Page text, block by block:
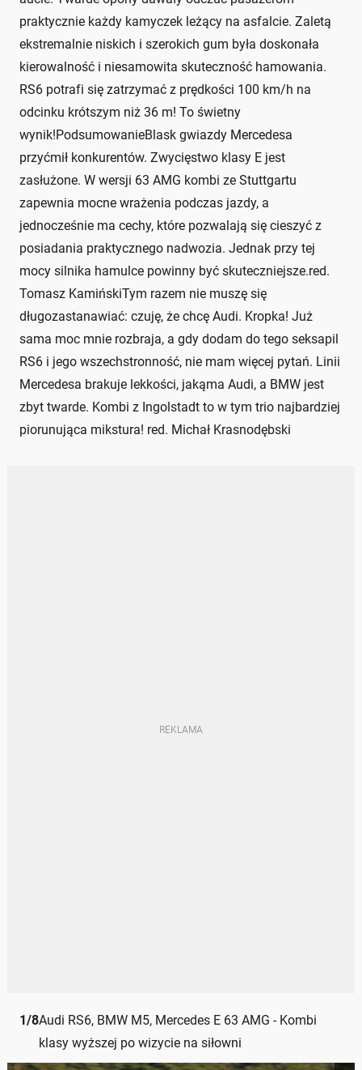
praktycznie każdy kamyczek leżący na asfalcie. Zaletą
ekstremalnie niskich i szerokich gum była doskonała
kierowalność i niesamowita skuteczność hamowania.
RS6 potrafi się zatrzymać z prędkości 100 km/h na
odcinku krótszym niż 36 m! To świetny
wynik!PodsumowanieBlask gwiazdy Mercedesa
przyćmił konkurentów. Zwycięstwo klasy E jest
zasłużone. W wersji 63 AMG kombi ze Stuttgartu
zapewnia mocne wrażenia podczas jazdy, a
jednocześnie ma cechy, które pozwalają się cieszyć z
posiadania praktycznego nadwozia. Jednak przy tej
mocy silnika hamulce powinny być skuteczniejsze.red.
Tomasz KamińskiTym razem nie muszę się
długozastanawiać: czuję, że chcę Audi. Kropka! Już
sama moc mnie rozbraja, a gdy dodam do tego seksapil
RS6 i jego wszechstronność, nie mam więcej pytań. Linii
Mercedesa brakuje lekkości, jakąma Audi, a BMW jest
zbyt twarde. Kombi z Ingolstadt to w tym trio najbardziej
piorunująca mikstura! red. Michał Krasnodębski
1/8Audi RS6, BMW M5, Mercedes E 63 AMG - Kombi
klasy wyższej po wizycie na siłowni